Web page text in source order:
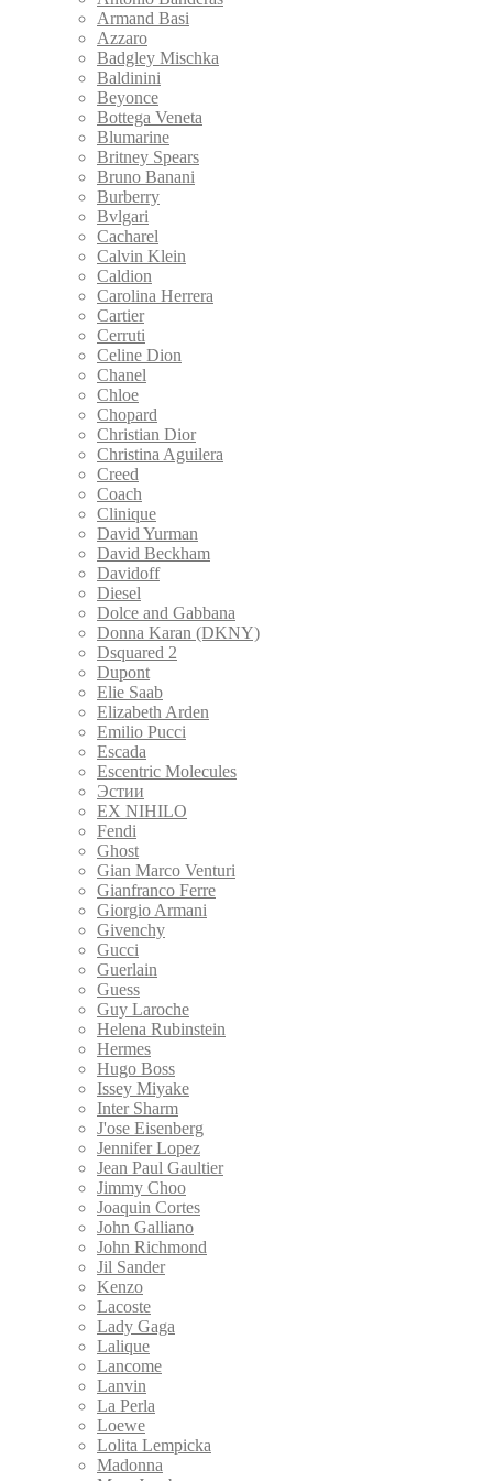
Armand Basi
Azzaro
Badgley Mischka
Baldinini
Beyonce
Bottega Veneta
Blumarine
Britney Spears
Bruno Banani
Burberry
Bvlgari
Cacharel
Calvin Klein
Caldion
Carolina Herrera
Cartier
Cerruti
Celine Dion
Chanel
Chloe
Chopard
Christian Dior
Christina Aguilera
Creed
Coach
Clinique
David Yurman
David Beckham
Davidoff
Diesel
Dolce and Gabbana
Donna Karan (DKNY)
Dsquared 2
Dupont
Elie Saab
Elizabeth Arden
Emilio Pucci
Escada
Escentric Molecules
Эстии
EX NIHILO
Fendi
Ghost
Gian Marco Venturi
Gianfranco Ferre
Giorgio Armani
Givenchy
Gucci
Guerlain
Guess
Guy Laroche
Helena Rubinstein
Hermes
Hugo Boss
Issey Miyake
Inter Sharm
J'ose Eisenberg
Jennifer Lopez
Jean Paul Gaultier
Jimmy Choo
Joaquin Cortes
John Galliano
John Richmond
Jil Sander
Kenzo
Lacoste
Lady Gaga
Lalique
Lancome
Lanvin
La Perla
Loewe
Lolita Lempicka
Madonna